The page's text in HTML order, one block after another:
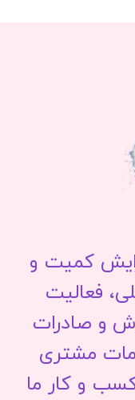
کمیت و
فعالیت
و صادرات
مشتری
و کار ما